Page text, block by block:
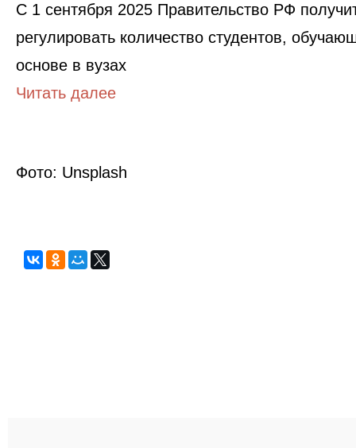
С 1 сентября 2025 Правительство РФ
регулировать количество студентов,
основе в вузах
Читать далее
Фото: Unsplash